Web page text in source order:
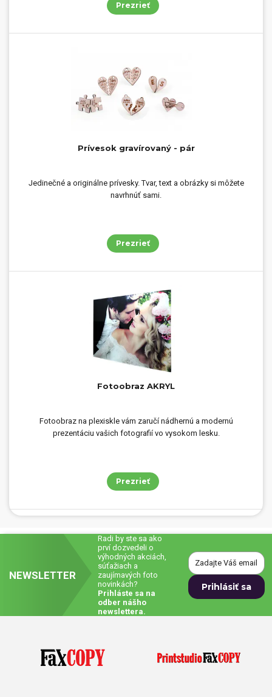
Prezrieť
Prívesok gravírovaný - pár
Jedinečné a originálne prívesky. Tvar, text a obrázky si môžete
navrhnúť sami.
Prezrieť
Fotoobraz AKRYL
Fotoobraz na plexiskle vám zaručí nádhernú a modernú
prezentáciu vašich fotografií vo vysokom lesku.
Prezrieť
NEWSLETTER
Radi by ste sa ako
prví dozvedeli o
výhodných akciách,
súťažiach a
zaujímavých foto
novinkách?
Prihláste sa na
odber nášho
newslettera.